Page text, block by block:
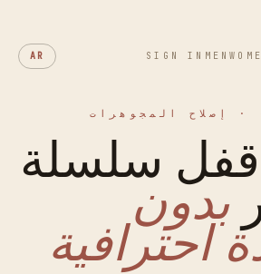
MEN
SIGN IN
AR
· إصلاح المجوهرات
قفل سلسلة
بدون
احترافية